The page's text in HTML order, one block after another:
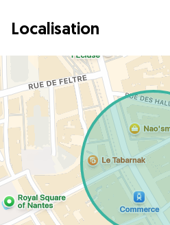
Localisation